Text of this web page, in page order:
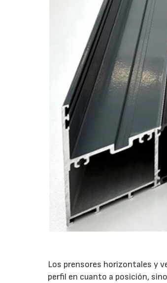
Los prensores horizontales y
perfil en cuanto a posición,